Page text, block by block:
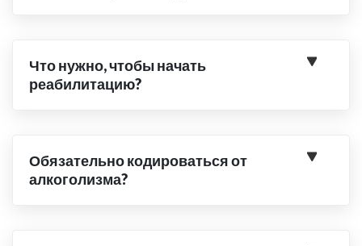
Что нужно, чтобы начать
реабилитацию?
Обязательно кодироваться от
алкоголизма?